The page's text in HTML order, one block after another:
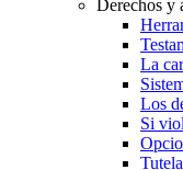
Derechos y
La
Los
Si